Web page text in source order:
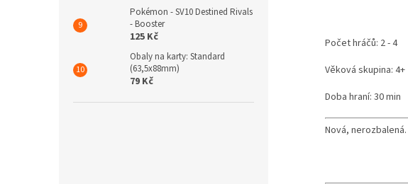
Pokémon - SV10 Destined Rivals
- Booster
125 Kč
Obaly na karty: Standard
(63,5x88mm)
79 Kč
Počet hráčů: 2 - 4
Věková skupina: 4+
Doba hraní: 30 min
Nová, nerozbalená.